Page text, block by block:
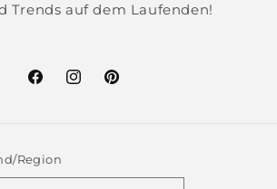
Trends auf dem Laufenden!
FacebookInstagramPinterest
Region